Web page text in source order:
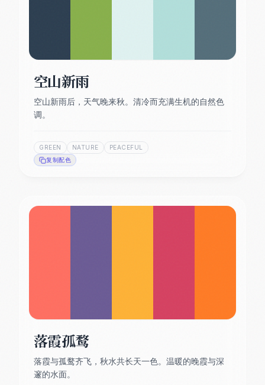
空山新雨
空山新雨后，天气晚来秋。清冷而充满生机的自然色
调。
GREEN NATURE
PEACEFUL
复制配色
落霞孤鹜
落霞与孤鹜齐飞，秋水共长天一色。温暖的晚霞与深
邃的水面。